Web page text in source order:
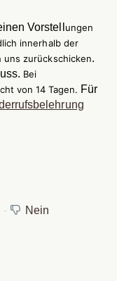
Vorstell
ungen
innerhalb der
uns zurückschicken.
Bei
von 14 Tagen. Für
Nein